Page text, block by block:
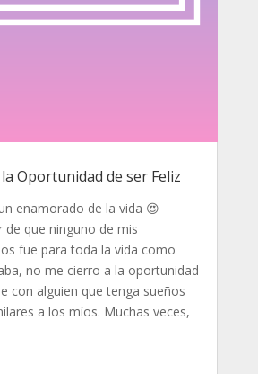
Oportunidad de ser Feliz
enamorado de la vida 😍
de que ninguno de mis
fue para toda la vida como
no me cierro a la oportunidad
con alguien que tenga sueños
a los míos. Muchas veces,